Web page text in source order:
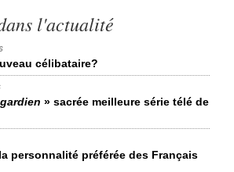
l'actualité
célibataire?
» sacrée meilleure série télé de
personnalité préférée des Français